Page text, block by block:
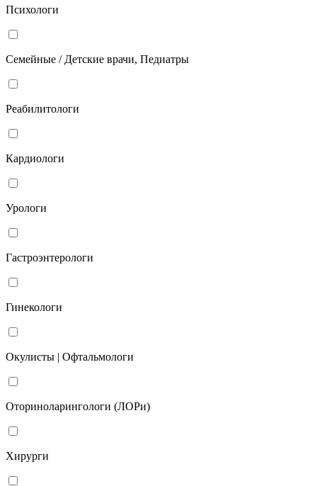
Психологи
Семейные / Детские врачи, Педиатры
Реабилитологи
Кардиологи
Урологи
Гастроэнтерологи
Гинекологи
Окулисты | Офтальмологи
Оториноларингологи (ЛОРи)
Хирурги